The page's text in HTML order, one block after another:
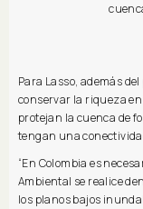
Para Lasso, además
conservar la riqueza
protejan la cuenca de
tengan una
“En Colombia es
Ambiental se realice
los planos bajos